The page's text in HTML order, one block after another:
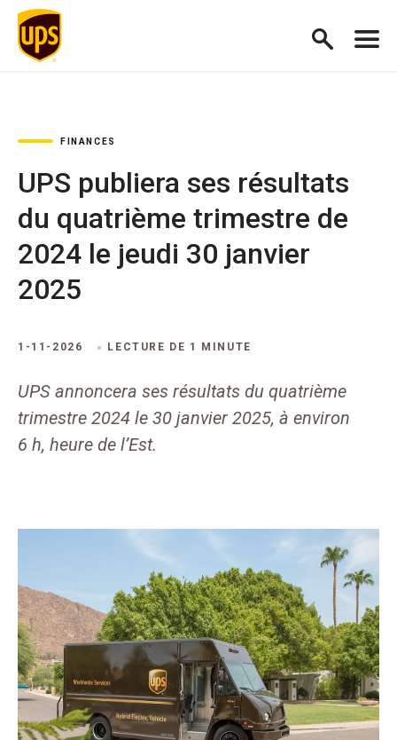
FINANCES
UPS publiera ses résultats
du quatrième trimestre de
2024 le jeudi 30 janvier
2025
1-11-2026 LECTURE DE 1 MINUTE
UPS annoncera ses résultats du quatrième
trimestre 2024 le 30 janvier 2025, à environ
6 h, heure de l’Est.